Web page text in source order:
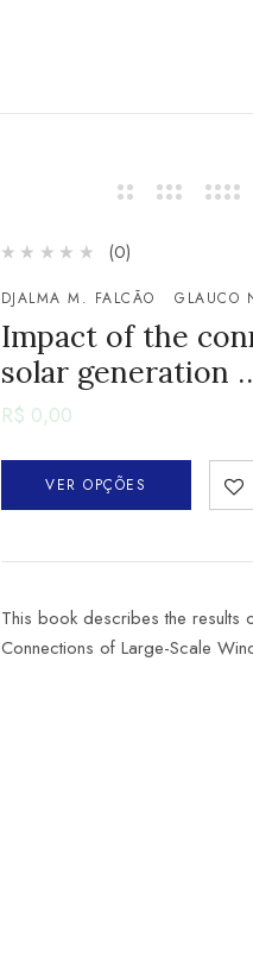
(0)
DJALMA M. FALCÃO GLAUCO
Impact of the
solar generation
R$ 0,00
VER OPÇÕES
This book describes the results
Connections of Large-Scale